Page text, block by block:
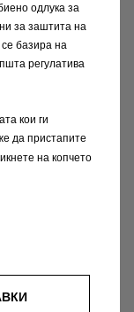
забавно
за сите
или
одлука за
за заштита на
базира на
регулатива
кои ги
да пристапите
на копчето